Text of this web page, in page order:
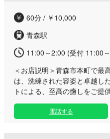
60分 / ￥10,000
青森駅
11:00～2:00 (受付 11:00
＜お店説明＞青森市本町で最
は、洗練された容姿と卓越し
トによる、至高の癒しをご提
びいただいても心からご満足
周辺は青森の活気を感じられ
電話する